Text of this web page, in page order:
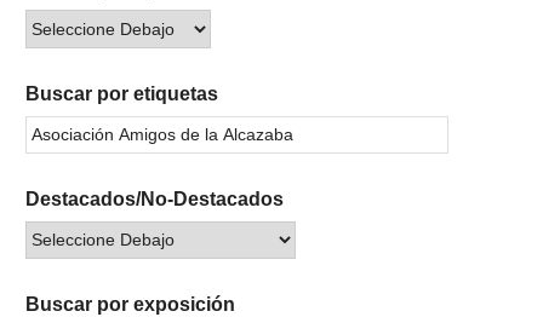
Buscar por etiquetas
Destacados/No-Destacados
Buscar por exposición